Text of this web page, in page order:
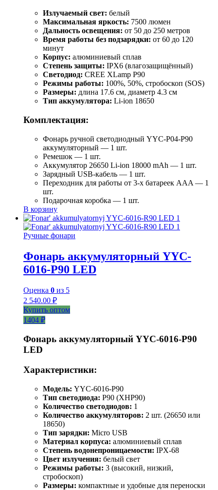
Излучаемый свет: белый
Максимальная яркость: 7500 люмен
Дальность освещения: от 50 до 250 метров
Время работы без подзарядки: от 60 до 120
минут
Корпус: алюминиевый сплав
Степень защиты: IPX6 (влагозащищённый)
Светодиод: CREE XLamp P90
Режимы работы: 100%, 50%, стробоскоп (SOS)
Размеры: длина 17.6 см, диаметр 4.3 см
Тип аккумулятора: Li-ion 18650
Комплектация:
Фонарь ручной светодиодный YYC-Р04-Р90
аккумуляторный — 1 шт.
Ремешок — 1 шт.
Аккумулятор 26650 Li-ion 18000 mAh — 1 шт.
Зарядный USB-кабель — 1 шт.
Переходник для работы от 3-х батареек AAA — 1
шт.
Подарочная коробка — 1 шт.
В корзину
Ручные фонари
Фонарь аккумуляторный YYC-
6016-Р90 LED
Оценка 0 из 5
2 540.00 ₽
Купить оптом
1404 ₽
Фонарь аккумуляторный YYC-6016-P90
LED
Характеристики:
Модель: YYC-6016-P90
Тип светодиода: P90 (XHP90)
Количество светодиодов: 1
Количество аккумуляторов: 2 шт. (26650 или
18650)
Тип зарядки: Micro USB
Материал корпуса: алюминиевый сплав
Степень водонепроницаемости: IPX-68
Цвет излучения: белый свет
Режимы работы: 3 (высокий, низкий,
стробоскоп)
Размеры: компактные и удобные для переноски